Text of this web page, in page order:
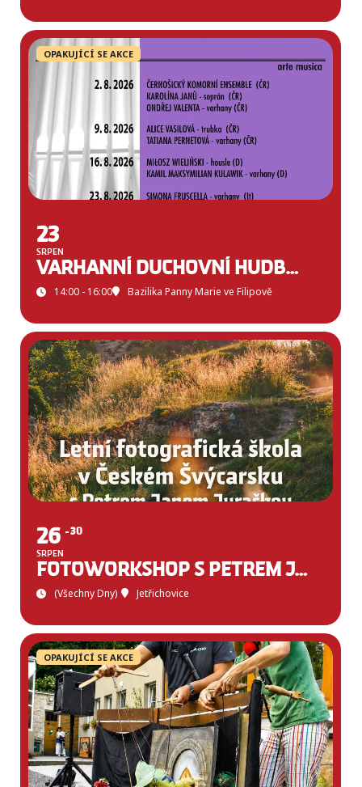
23
SRPEN
OPAKUJÍCÍ SE AKCE
VARHANNÍ DUCHOVNÍ HUDBA VE FILIPOVĚ
14:00 - 16:00 Bazilika Panny Marie ve Filipově
26
SRPEN
30
FOTOWORKSHOP S PETREM JANEM JURAČKOU
(všechny Dny) Jetřichovice
OPAKUJÍCÍ SE AKCE